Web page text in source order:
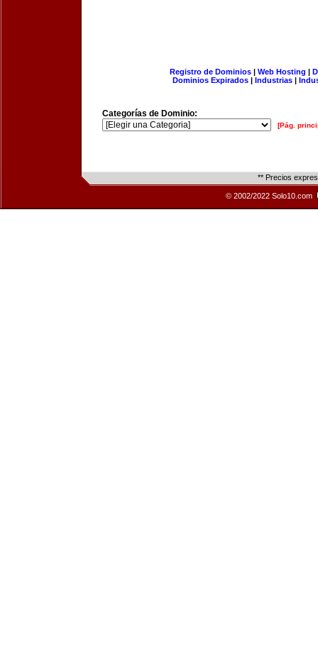
Registro de Dominios| Web Hosting |
Dominios Expirados | Industrias |
Categorías de Dominio:
[Pág.
** Precios
© 2002/2022 Solo10.com